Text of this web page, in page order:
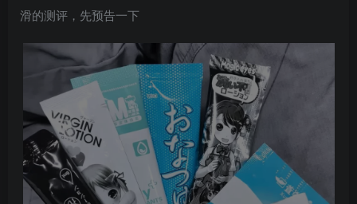
滑的测评，先预告一下